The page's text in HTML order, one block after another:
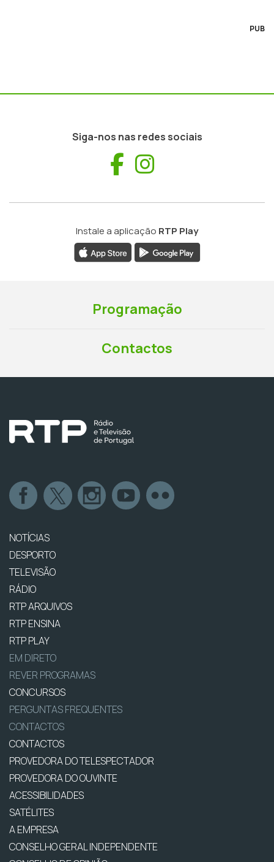
PUB
Siga-nos nas redes sociais
Facebook
Instale a aplicação RTP Play
Programação
Contactos
NOTÍCIAS
DESPORTO
TELEVISÃO
RÁDIO
RTP ARQUIVOS
RTP ENSINA
RTP PLAY
EM DIRETO
REVER PROGRAMAS
CONCURSOS
PERGUNTAS FREQUENTES
CONTACTOS
CONTACTOS
PROVEDORA DO TELESPECTADOR
PROVEDORA DO OUVINTE
ACESSIBILIDADES
SATÉLITES
A EMPRESA
CONSELHO GERAL INDEPENDENTE